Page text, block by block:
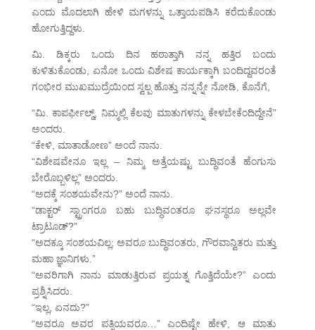
ಎಂದು ಮೊದಲಾಗಿ ಹೇಳಿ ಮಗಳನ್ನು ಒತ್ತಾಯಪಡಿಸಿ ಕರೆದುಕೊಂಡು
ಹೋಗುತ್ತಿದ್ದಳು.
ಮಿ. ಡಿಕ್ಕರು ಒಂದು ದಿನ ಹಠಾತ್ತಾಗಿ ನನ್ನ ಹತ್ತಿರ ಬಂದು
ಕುಳಿತುಕೊಂಡು, ಏನೋ ಒಂದು ವಿಶೇಷ ಕಾರ್ಯಕ್ಕಾಗಿ ಬಂದಿದ್ದವರಂತೆ
ಗಂಭೀರ ಮುಖಮುದ್ರೆಯಿಂದ ಸ್ವಲ್ಪ ಹೊತ್ತು ನನ್ನನ್ನೇ ನೋಡಿ, ಕೊನೆಗೆ,
“ಮಿ. ಕಾಪರ್ಫೀಲ್ಡ್, ನಿಮ್ಮಲ್ಲಿ ಕೆಲವು ಮಾತುಗಳನ್ನು ಕೇಳಬೇಕೆಂದಿದ್ದೇನೆ”
ಅಂದರು.
“ಕೇಳಿ, ಮಾತಾಡೋಣ” ಅಂದೆ ನಾನು.
“ವಿಶೇಷವೇನೂ ಇಲ್ಲ – ನಿಮ್ಮ ಅತ್ತೆಯಷ್ಟು ಬುದ್ಧಿವಂತೆ ಹೆಂಗುಸು
ಬೇರೊಬ್ಬಳಿಲ್ಲ” ಅಂದರು.
“ಅದಕ್ಕೆ ಸಂಶಯವೇನು?” ಅಂದೆ ನಾನು.
“ಡಾಕ್ಟರ್ ಸ್ಟ್ರಾಂಗರೂ ಬಹು ಬುದ್ಧಿವಂತರೂ ಘನಸ್ಥರೂ ಅಲ್ಲವೇ
ಟ್ರಾಟೂಡ್?”
“ಅದಕ್ಕೂ ಸಂಶಯವಿಲ್ಲ; ಅವರೂ ಬುದ್ಧಿವಂತರು, ಗೌರವಾನ್ವಿತರು ಮತ್ತು
ಮಹಾ ಜ್ಞಾನಿಗಳು.”
“ಅವರಿಗಾಗಿ ನಾನು ಮಾಡುತ್ತಿರುವ ಪ್ರಯತ್ನ ಗೊತ್ತಿದೆಯೇ?” ಎಂದು
ಪ್ರಶ್ನಿಸಿದರು.
“ಇಲ್ಲ, ಏನದು?”
“ಅವರೂ ಅವರ ಪತ್ನಿಯವರೂ…” ಎಂದಿಷ್ಟೇ ಹೇಳಿ, ಆ ಮಾತು